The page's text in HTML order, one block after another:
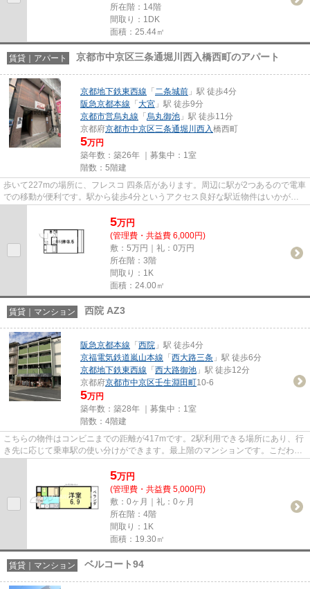
所在階：14階
間取り：1DK
面積：25.44㎡
賃貸｜アパート 京都市中京区三条通堀川西入橋西町のアパート
京都地下鉄東西線 「 二条城前 」駅 徒歩4分
阪急京都本線 「 大宮 」駅 徒歩9分
京都市営烏丸線 「 烏丸御池 」駅 徒歩11分
京都府京都市中京区三条通堀川西入橋西町
5万円
築年数：築26年 ｜募集中： 1室
階数：5階建
歩いて227mの場所に、フレスコ 四条店があります。周辺に駅が2つあるので電車
での移動が便利です。駅から徒歩4分というアクセス良好な駅近物件はいかがで
5万円
(管理費・共益費 6,000円)
敷：5万円｜礼：0万円
所在階：3階
間取り：1K
面積：24.00㎡
賃貸｜マンション 西院 AZ3
阪急京都本線 「 西院 」駅 徒歩4分
京福電気鉄道嵐山本線 「 西大路三条 」駅 徒歩6分
京都地下鉄東西線 「 西大路御池 」駅 徒歩12分
京都府京都市中京区壬生淵田町10-6
5万円
築年数：築28年 ｜募集中： 1室
階数：4階建
こちらの物件はコンビニまでの距離が417mです。2駅利用できる場所にあり、行
き先に応じて乗車駅の使い分けができます。最上階のマンションです。こだわり
5万円
(管理費・共益費 5,000円)
敷：0ヶ月｜礼：0ヶ月
所在階：4階
間取り：1K
面積：19.30㎡
賃貸｜マンション ベルコート94